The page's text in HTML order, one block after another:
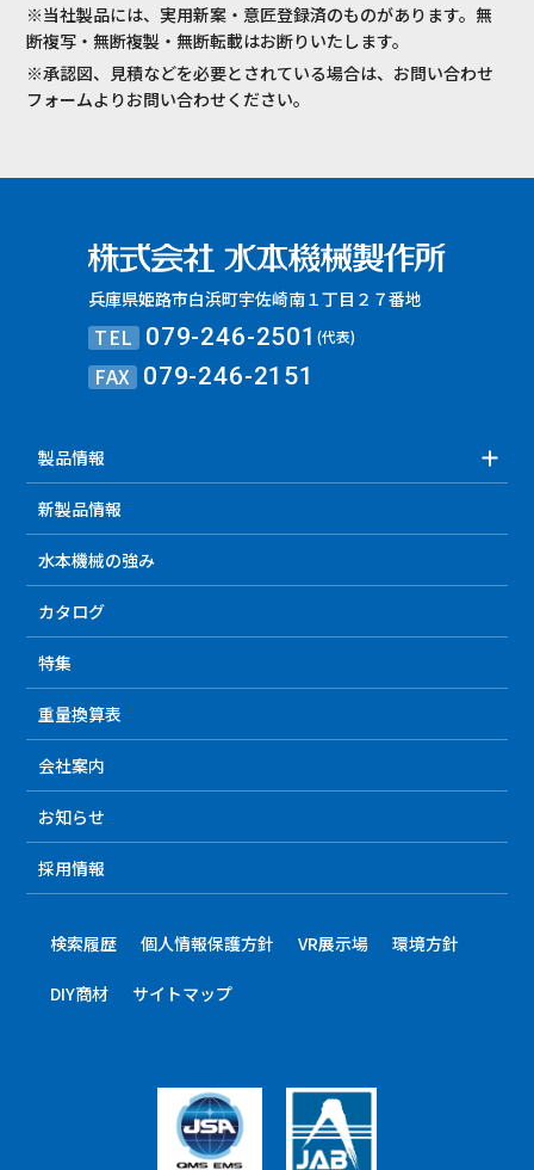
※当社製品には、実用新案・意匠登録済のものがあります。無
断複写・無断複製・無断転載はお断りいたします。
※承認図、見積などを必要とされている場合は、お問い合わせ
フォームよりお問い合わせください。
兵庫県姫路市白浜町宇佐崎南１丁目２７番地
TEL 079-246-2501(代表)
FAX 079-246-2151
製品情報
新製品情報
水本機械の強み
カタログ
特集
重量換算表
会社案内
お知らせ
採用情報
検索履歴 個人情報保護方針 VR展示場 環境方針
DIY商材 サイトマップ